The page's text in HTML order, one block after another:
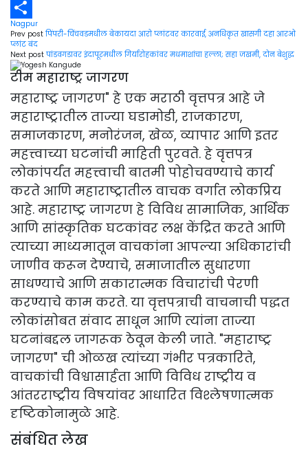
Link
Gmail
Share
Nagpur
Prev post पिंपरी-चिंचवडमधील बेकायदा आरो प्लांटवर कारवाई, अनधिकृत खासगी दहा आरओ
प्लांट बंद
Next post पांडवगडावर इंदापूरमधील गिर्यारोहकांवर मधमाशांचा हल्ला; सहा जखमी, दोन बेशुद्ध
टीम महाराष्ट्र जागरण
महाराष्ट्र जागरण" हे एक मराठी वृत्तपत्र आहे जे
महाराष्ट्रातील ताज्या घडामोडी, राजकारण,
समाजकारण, मनोरंजन, खेळ, व्यापार आणि इतर
महत्त्वाच्या घटनांची माहिती पुरवते. हे वृत्तपत्र
लोकांपर्यंत महत्त्वाची बातमी पोहोचवण्याचे कार्य
करते आणि महाराष्ट्रातील वाचक वर्गात लोकप्रिय
आहे. महाराष्ट्र जागरण हे विविध सामाजिक, आर्थिक
आणि सांस्कृतिक घटकांवर लक्ष केंद्रित करते आणि
त्याच्या माध्यमातून वाचकांना आपल्या अधिकारांची
जाणीव करून देण्याचे, समाजातील सुधारणा
साधण्याचे आणि सकारात्मक विचारांची पेरणी
करण्याचे काम करते. या वृत्तपत्राची वाचनाची पद्धत
लोकांसोबत संवाद साधून आणि त्यांना ताज्या
घटनांबद्दल जागरूक ठेवून केली जाते. "महाराष्ट्र
जागरण" ची ओळख त्यांच्या गंभीर पत्रकारिते,
वाचकांची विश्वासार्हता आणि विविध राष्ट्रीय व
आंतरराष्ट्रीय विषयांवर आधारित विश्लेषणात्मक
दृष्टिकोनामुळे आहे.
संबंधित लेख